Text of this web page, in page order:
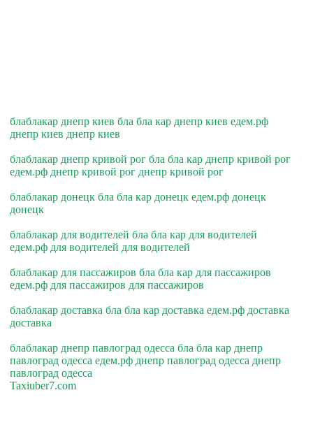
блаблакар днепр киев бла бла кар днепр киев едем.рф
днепр киев днепр киев
блаблакар днепр кривой рог бла бла кар днепр кривой рог
едем.рф днепр кривой рог днепр кривой рог
блаблакар донецк бла бла кар донецк едем.рф донецк
донецк
блаблакар для водителей бла бла кар для водителей
едем.рф для водителей для водителей
блаблакар для пассажиров бла бла кар для пассажиров
едем.рф для пассажиров для пассажиров
блаблакар доставка бла бла кар доставка едем.рф доставка
доставка
блаблакар днепр павлоград одесса бла бла кар днепр
павлоград одесса едем.рф днепр павлоград одесса днепр
павлоград одесса
Taxiuber7.com